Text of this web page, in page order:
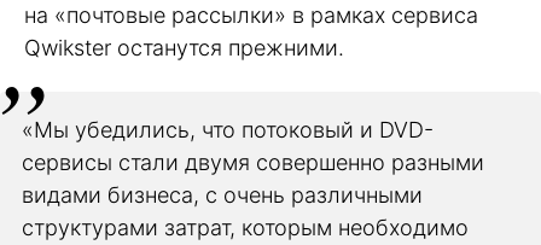
на «почтовые рассылки» в рамках сервиса
Qwikster останутся прежними.
«Мы убедились, что потоковый и DVD-
сервисы стали двумя совершенно разными
видами бизнеса, с очень различными
структурами затрат, которым необходимо